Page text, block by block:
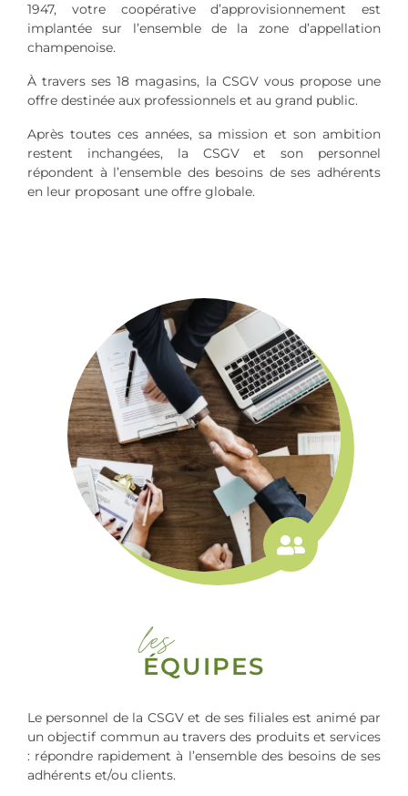
1947, votre coopérative d’approvisionnement est
implantée sur l’ensemble de la zone d’appellation
champenoise.
À travers ses 18 magasins, la CSGV vous propose une
offre destinée aux professionnels et au grand public.
Après toutes ces années, sa mission et son ambition
restent inchangées, la CSGV et son personnel
répondent à l’ensemble des besoins de ses adhérents
en leur proposant une offre globale.
les
ÉQUIPES
Le personnel de la CSGV et de ses filiales est animé par
un objectif commun au travers des produits et services
: répondre rapidement à l’ensemble des besoins de ses
adhérents et/ou clients.